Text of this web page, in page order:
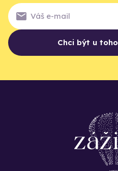
Chci být u toho